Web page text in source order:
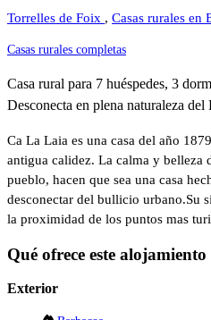
Torrelles de Foix , Casas rurales en
Casas rurales completas
Casa rural para 7 huéspedes, 3
Desconecta en plena naturaleza del
Ca La Laia es una casa del año
antigua calidez. La calma y belleza
pueblo, hacen que sea una casa
desconectar del bullicio urbano.Su
la proximidad de los puntos mas
Qué ofrece este alojamiento
Exterior